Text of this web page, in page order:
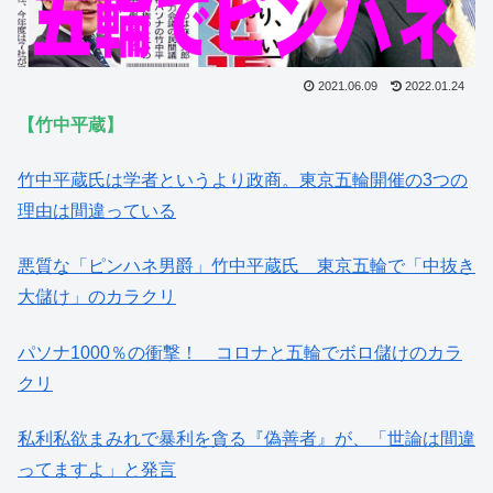
2021.06.09 2022.01.24
【竹中平蔵】
竹中平蔵氏は学者というより政商。東京五輪開催の3つの
理由は間違っている
悪質な「ピンハネ男爵」竹中平蔵氏 東京五輪で「中抜き
大儲け」のカラクリ
パソナ1000％の衝撃！ コロナと五輪でボロ儲けのカラ
クリ
私利私欲まみれで暴利を貪る『偽善者』が、「世論は間違
ってますよ」と発言